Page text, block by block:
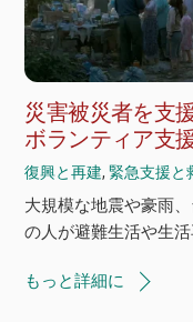
災害被災者を支
ボランティア支
復興と再建,緊急支援と
大規模な地震や豪雨
の人が避難生活や生
もっと詳細に